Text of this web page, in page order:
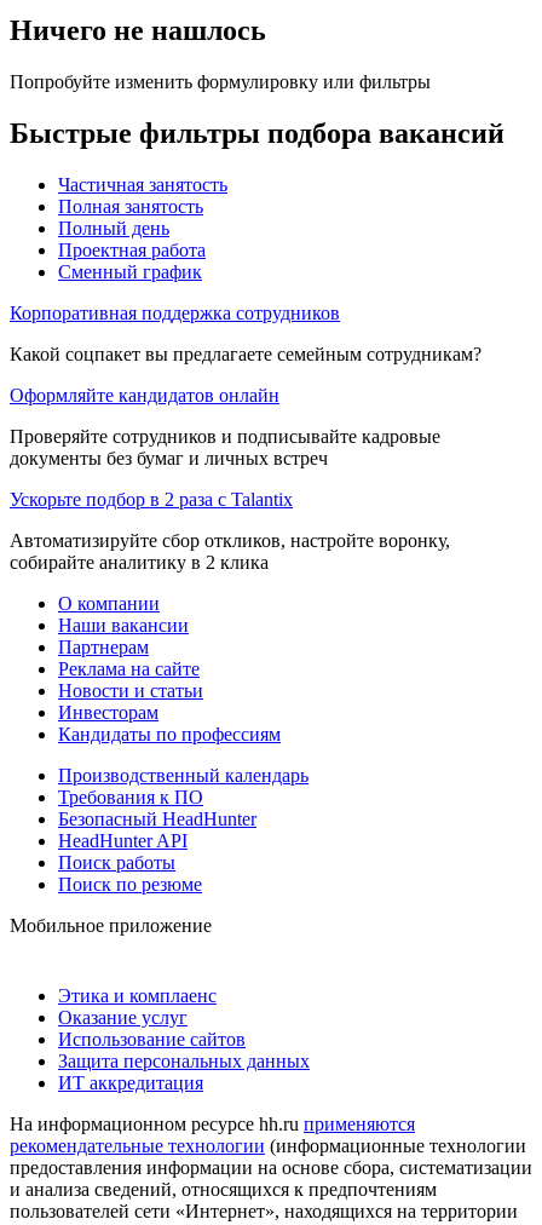
Ничего не нашлось
Попробуйте изменить формулировку или фильтры
Быстрые фильтры подбора вакансий
Частичная занятость
Полная занятость
Полный день
Проектная работа
Сменный график
Корпоративная поддержка сотрудников
Какой соцпакет вы предлагаете семейным сотрудникам?
Оформляйте кандидатов онлайн
Проверяйте сотрудников и подписывайте кадровые
документы без бумаг и личных встреч
Ускорьте подбор в 2 раза с Talantix
Автоматизируйте сбор откликов, настройте воронку,
собирайте аналитику в 2 клика
О компании
Наши вакансии
Партнерам
Реклама на сайте
Новости и статьи
Инвесторам
Кандидаты по профессиям
Производственный календарь
Требования к ПО
Безопасный HeadHunter
HeadHunter API
Поиск работы
Поиск по резюме
Мобильное приложение
Этика и комплаенс
Оказание услуг
Использование сайтов
Защита персональных данных
ИТ аккредитация
На информационном ресурсе hh.ru применяются
рекомендательные технологии (информационные технологии
предоставления информации на основе сбора, систематизации
и анализа сведений, относящихся к предпочтениям
пользователей сети «Интернет», находящихся на территории